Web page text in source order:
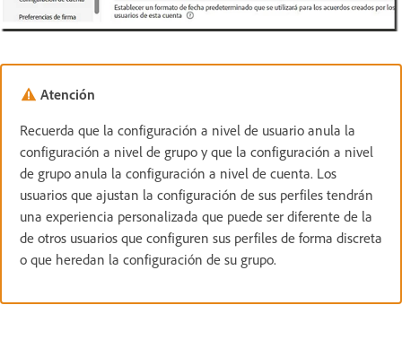
Atención
Recuerda que la configuración a nivel de usuario anula la
configuración a nivel de grupo y que la configuración a nivel
de grupo anula la configuración a nivel de cuenta. Los
usuarios que ajustan la configuración de sus perfiles tendrán
una experiencia personalizada que puede ser diferente de la
de otros usuarios que configuren sus perfiles de forma discreta
o que heredan la configuración de su grupo.